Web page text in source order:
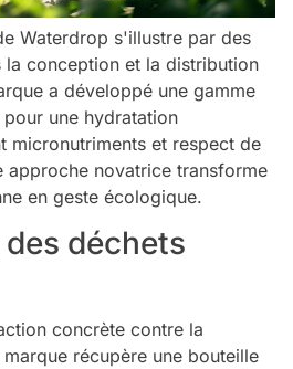
Waterdrop s'illustre par des
la conception et la distribution
a développé une gamme
une hydratation
micronutriments et respect de
approche novatrice transforme
en geste écologique.
déchets
concrète contre la
récupère une bouteille